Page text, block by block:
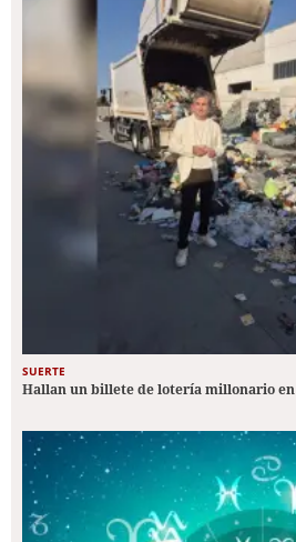
SUERTE
Hallan un billete de lotería millonario